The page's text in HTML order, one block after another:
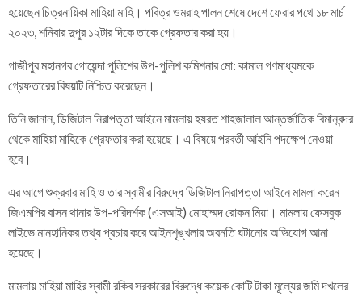
হয়েছেন চিত্রনায়িকা মাহিয়া মাহি। পবিত্র ওমরাহ পালন শেষে দেশে ফেরার পথে ১৮ মার্চ
২০২৩, শনিবার দুপুর ১২টার দিকে তাকে গ্রেফতার করা হয়।
গাজীপুর মহানগর গোয়েন্দা পুলিশের উপ-পুলিশ কমিশনার মো: কামাল গণমাধ্যমকে
গ্রেফতারের বিষয়টি নিশ্চিত করেছেন।
তিনি জানান, ডিজিটাল নিরাপত্তা আইনে মামলায় হযরত শাহজালাল আন্তর্জাতিক বিমানবন্দর
থেকে মাহিয়া মাহিকে গ্রেফতার করা হয়েছে। এ বিষয়ে পরবর্তী আইনি পদক্ষেপ নেওয়া
হবে।
এর আগে শুক্রবার মাহি ও তার স্বামীর বিরুদ্ধে ডিজিটাল নিরাপত্তা আইনে মামলা করেন
জিএমপির বাসন থানার উপ-পরিদর্শক (এসআই) মোহাম্মদ রোকন মিয়া। মামলায় ফেসবুক
লাইভে মানহানিকর তথ্য প্রচার করে আইনশৃঙ্খলার অবনতি ঘটানোর অভিযোগ আনা
হয়েছে।
মামলায় মাহিয়া মাহির স্বামী রকিব সরকারের বিরুদ্ধে কয়েক কোটি টাকা মূল্যের জমি দখলের